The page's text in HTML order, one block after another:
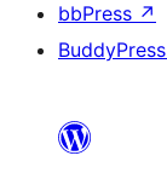
bbPress ↗
BuddyPress